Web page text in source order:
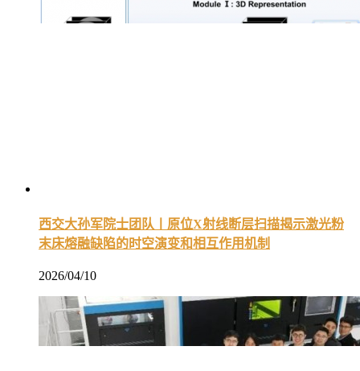
西交大孙军院士团队丨原位X射线断层扫描揭示激光粉
末床熔融缺陷的时空演变和相互作用机制
2026/04/10